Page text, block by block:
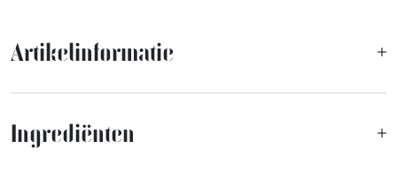
Artikelinformatie
Ingrediënten